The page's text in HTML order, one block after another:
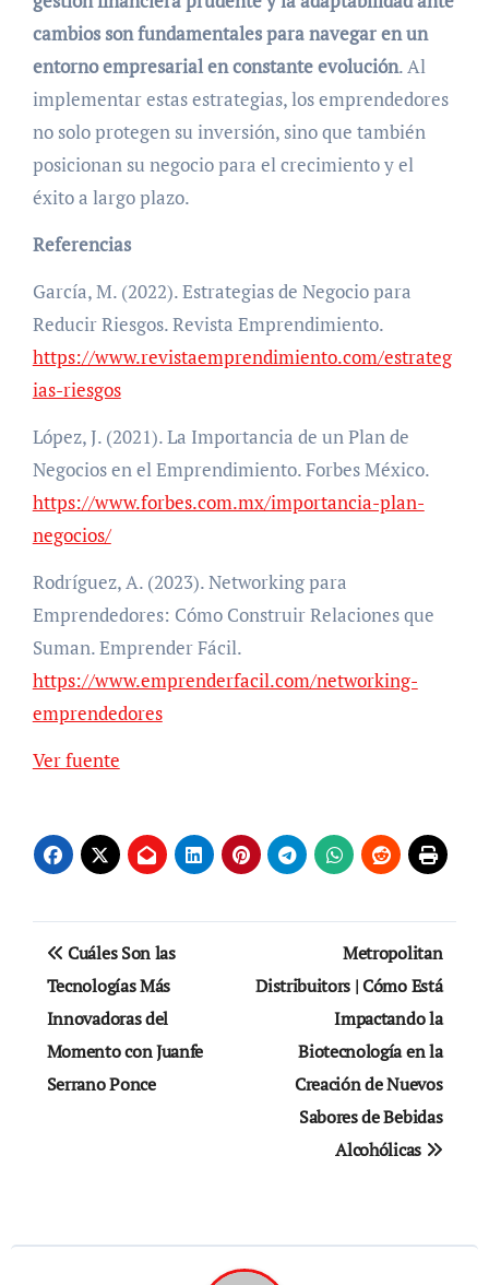
cambios son fundamentales para navegar en un
entorno empresarial en constante evolución. Al
implementar estas estrategias, los emprendedores
no solo protegen su inversión, sino que también
posicionan su negocio para el crecimiento y el
éxito a largo plazo.
Referencias
García, M. (2022). Estrategias de Negocio para
Reducir Riesgos. Revista Emprendimiento.
https://www.revistaemprendimiento.com/estrateg
ias-riesgos
López, J. (2021). La Importancia de un Plan de
Negocios en el Emprendimiento. Forbes México.
https://www.forbes.com.mx/importancia-plan-
negocios/
Rodríguez, A. (2023). Networking para
Emprendedores: Cómo Construir Relaciones que
Suman. Emprender Fácil.
https://www.emprenderfacil.com/networking-
emprendedores
Ver fuente
Navegación
de
entradas
Cuáles Son las
Tecnologías Más
Innovadoras del
Momento con Juanfe
Serrano Ponce
Metropolitan
Distribuitors | Cómo Está
Impactando la
Biotecnología en la
Creación de Nuevos
Sabores de Bebidas
Alcohólicas